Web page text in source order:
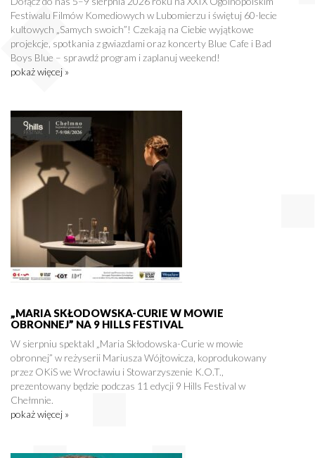
Festiwalu Filmów Komediowych w Lubomierzu i świętuj 60-lecie
kultowych „Samych swoich”! Czekają na Ciebie wyjątkowe
projekcje, spotkania z gwiazdami oraz koncerty Blue Cafe i Bad
Boys Blue – sprawdź program i zaplanuj weekend!
pokaż więcej »
„MARIA SKŁODOWSKA-CURIE W MOWIE
OBRONNEJ” NA 9 HILLS FESTIVAL
W sierpniu spektakl „Maria Skłodowska-Curie w mowie
obronnej” w reżyserii Mariusza Wójtowicza, koprodukowany
przez OKiS we Wrocławiu i Stowarzyszenie K.O.T.,
prezentowany będzie podczas 11 edycji 9 Hills Festival w
Chełmnie.
pokaż więcej »